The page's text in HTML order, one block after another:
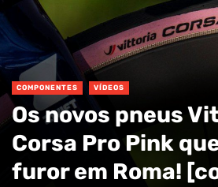
COMPONENTES VÍDEOS
Os novos pneus
Corsa Pro Pink
furor em Roma!